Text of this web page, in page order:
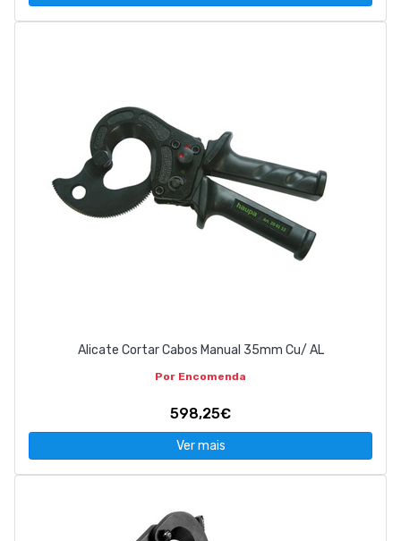
Alicate Cortar Cabos Manual 35mm Cu/ AL
Por Encomenda
598,25€
Ver mais